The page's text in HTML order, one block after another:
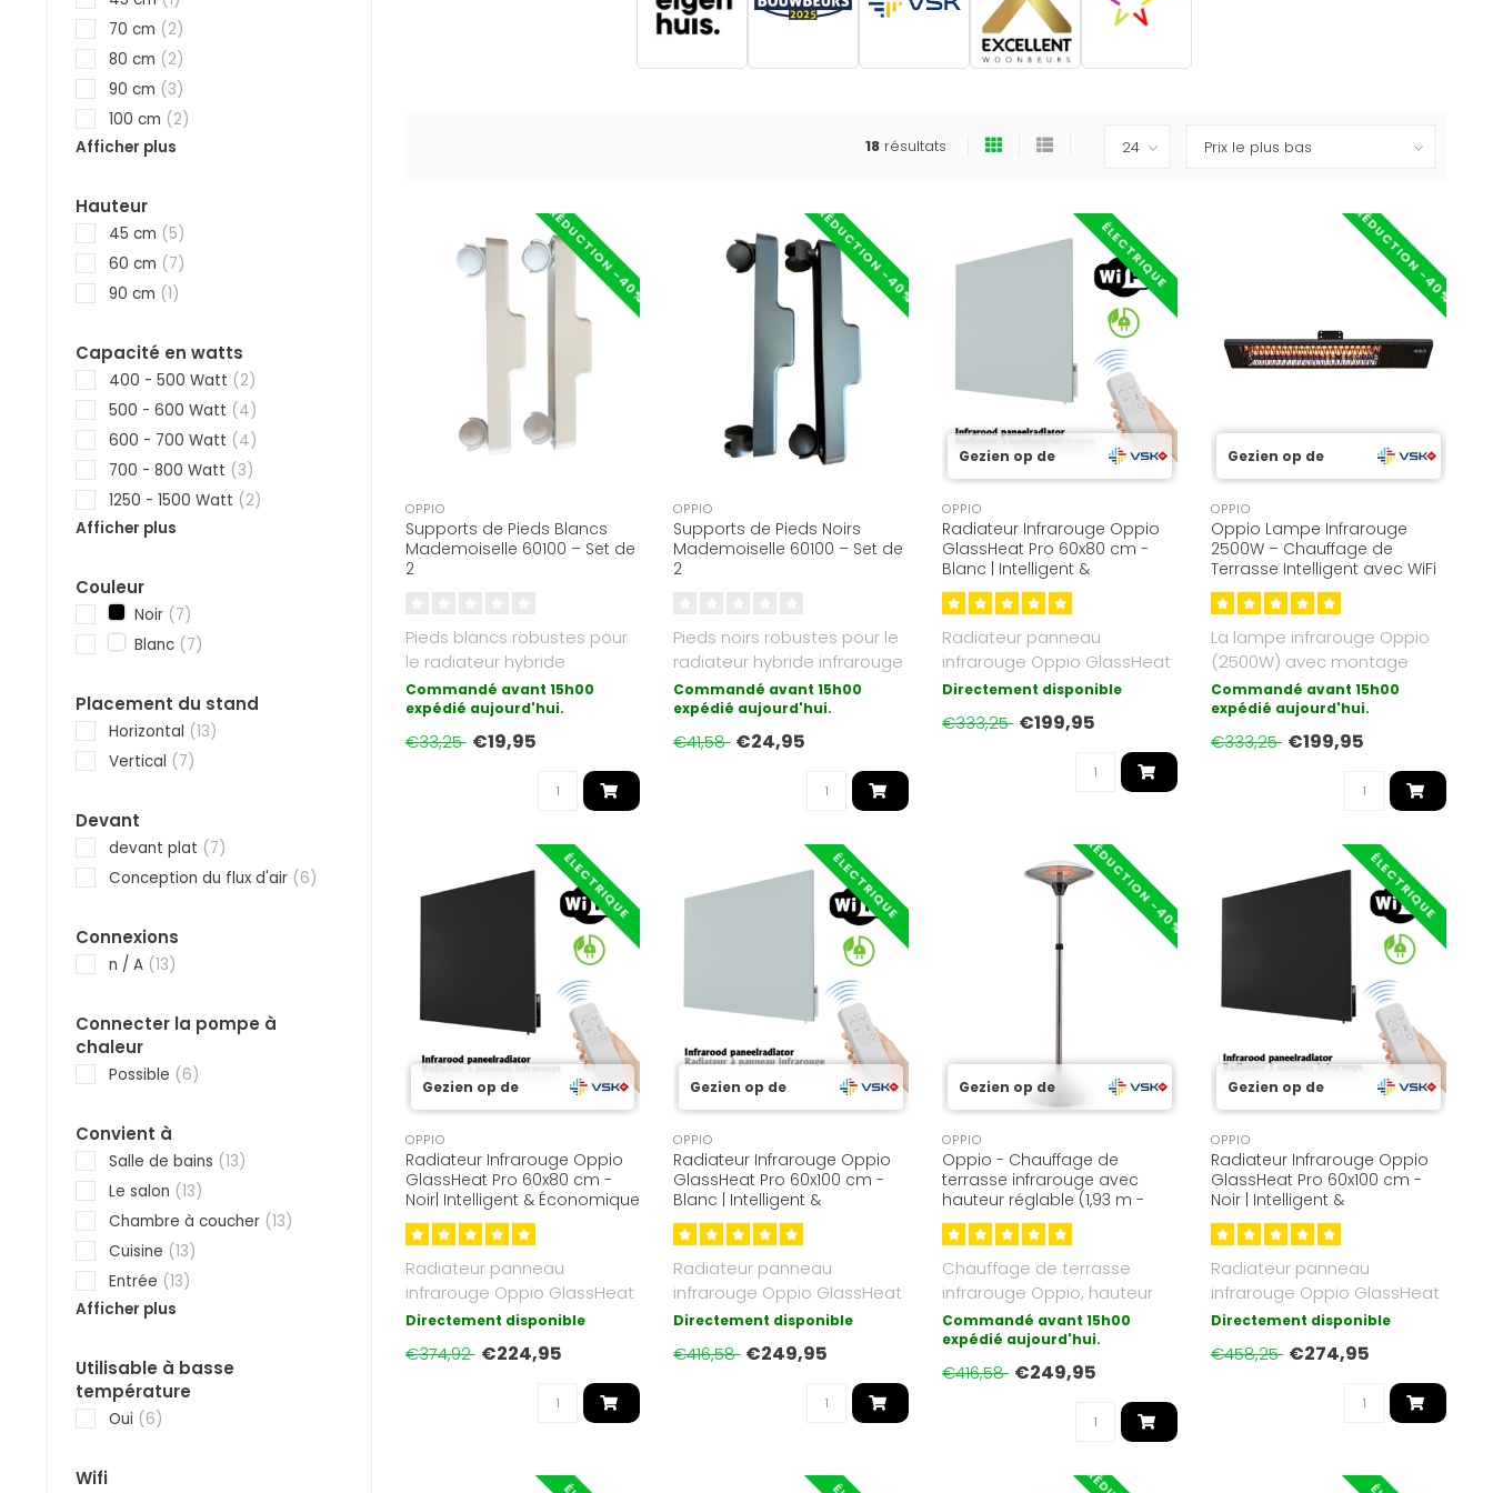
70 cm (2)
80 cm (2)
90 cm (3)
100 cm (2)
Afficher plus
Hauteur
45 cm (5)
60 cm (7)
90 cm (1)
Capacité en watts
400 - 500 Watt (2)
500 - 600 Watt (4)
600 - 700 Watt (4)
700 - 800 Watt (3)
1250 - 1500 Watt (2)
Afficher plus
Couleur
Noir (7)
Blanc (7)
Placement du stand
Horizontal (13)
Vertical (7)
Devant
devant plat (7)
Conception du flux d'air (6)
Connexions
n / A (13)
Connecter la pompe à
chaleur
Possible (6)
Convient à
Salle de bains (13)
Le salon (13)
Chambre à coucher (13)
Cuisine (13)
Entrée (13)
Afficher plus
Utilisable à basse
température
Oui (6)
Wifi
18 résultats
RÉDUCTION -40%
OPPIO
Supports de Pieds Blancs
Mademoiselle 60100 – Set de
2
Pieds blancs robustes pour
le radiateur hybride
infrarouge Mademoiselle
60100. I..
Commandé avant 15h00
expédié aujourd'hui.
€33,25 €19,95
RÉDUCTION -40%
OPPIO
Supports de Pieds Noirs
Mademoiselle 60100 – Set de
2
Pieds noirs robustes pour le
radiateur hybride infrarouge
Mademoiselle 60100. Id..
Commandé avant 15h00
expédié aujourd'hui.
€41,58 €24,95
ÉLECTRIQUE
Gezien op de
OPPIO
Radiateur Infrarouge Oppio
GlassHeat Pro 60x80 cm -
Blanc | Intelligent &
Économique
Radiateur panneau
infrarouge Oppio GlassHeat
Pro 60x80cm, blanc. 500W,
Directement disponible
€333,25 €199,95
RÉDUCTION -40%
Gezien op de
OPPIO
Oppio Lampe Infrarouge
2500W – Chauffage de
Terrasse Intelligent avec WiFi
& 9 Niveaux de Chaleur
La lampe infrarouge Oppio
(2500W) avec montage
mural/plafonnier offre un
chauffa..
Commandé avant 15h00
expédié aujourd'hui.
€333,25 €199,95
ÉLECTRIQUE
Gezien op de
OPPIO
Radiateur Infrarouge Oppio
GlassHeat Pro 60x80 cm -
Noir| Intelligent & Économique
Radiateur panneau
infrarouge Oppio GlassHeat
Pro 60x80cm, Noir. 500W,
plage de t..
Directement disponible
€374,92 €224,95
ÉLECTRIQUE
Gezien op de
OPPIO
Radiateur Infrarouge Oppio
GlassHeat Pro 60x100 cm -
Blanc | Intelligent &
Économique
Radiateur panneau
infrarouge Oppio GlassHeat
Pro 60x100 cm, blanc. 600W,
plage d..
Directement disponible
€416,58 €249,95
RÉDUCTION -40%
Gezien op de
OPPIO
Oppio - Chauffage de
terrasse infrarouge avec
hauteur réglable (1,93 m -
2,25 m), fonction WiFi, 2100 W
Chauffage de terrasse
infrarouge Oppio, hauteur
réglable, puissance de 2100
W e..
Commandé avant 15h00
expédié aujourd'hui.
€416,58 €249,95
ÉLECTRIQUE
Gezien op de
OPPIO
Radiateur Infrarouge Oppio
GlassHeat Pro 60x100 cm -
Noir | Intelligent &
Économique
Radiateur panneau
infrarouge Oppio GlassHeat
Pro 60x100 cm, Noir. 600W,
plage de..
Directement disponible
€458,25 €274,95